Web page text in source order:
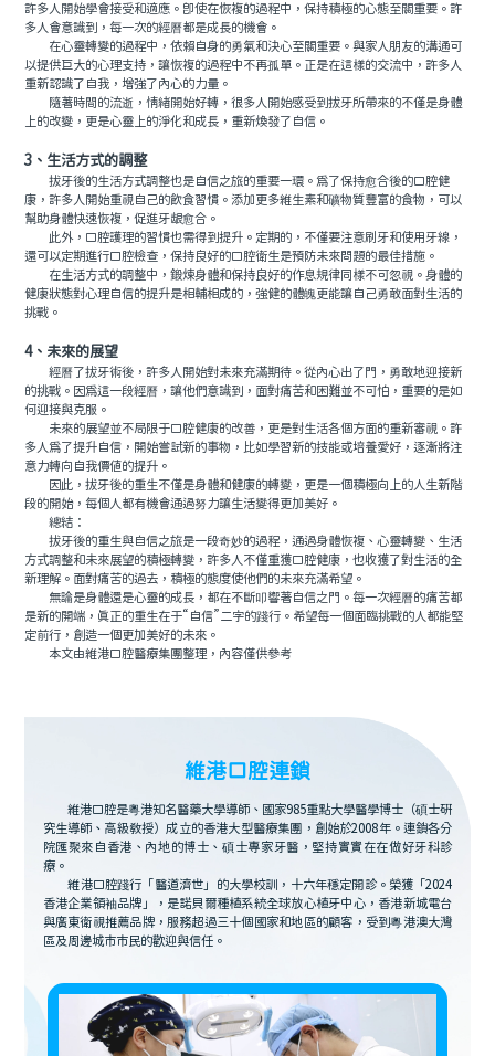
許多人開始學會接受和適應。即使在恢複的過程中，保持積極的心態至關重要。許
多人會意識到，每一次的經曆都是成長的機會。
在心靈轉變的過程中，依賴自身的勇氣和決心至關重要。與家人朋友的溝通可
以提供巨大的心理支持，讓恢複的過程中不再孤單。正是在這樣的交流中，許多人
重新認識了自我，增強了內心的力量。
隨著時間的流逝，情緒開始好轉，很多人開始感受到拔牙所帶來的不僅是身體
上的改變，更是心靈上的淨化和成長，重新煥發了自信。
3、生活方式的調整
拔牙後的生活方式調整也是自信之旅的重要一環。爲了保持愈合後的口腔健
康，許多人開始重視自己的飲食習慣。添加更多維生素和礦物質豐富的食物，可以
幫助身體快速恢複，促進牙龈愈合。
此外，口腔護理的習慣也需得到提升。定期的，不僅要注意刷牙和使用牙線，
還可以定期進行口腔檢查，保持良好的口腔衛生是預防未來問題的最佳措施。
在生活方式的調整中，鍛煉身體和保持良好的作息規律同樣不可忽視。身體的
健康狀態對心理自信的提升是相輔相成的，強健的體魄更能讓自己勇敢面對生活的
挑戰。
4、未來的展望
經曆了拔牙術後，許多人開始對未來充滿期待。從內心出了門，勇敢地迎接新
的挑戰。因爲這一段經曆，讓他們意識到，面對痛苦和困難並不可怕，重要的是如
何迎接與克服。
未來的展望並不局限于口腔健康的改善，更是對生活各個方面的重新審視。許
多人爲了提升自信，開始嘗試新的事物，比如學習新的技能或培養愛好，逐漸將注
意力轉向自我價值的提升。
因此，拔牙後的重生不僅是身體和健康的轉變，更是一個積極向上的人生新階
段的開始，每個人都有機會通過努力讓生活變得更加美好。
總結：
拔牙後的重生與自信之旅是一段奇妙的過程，通過身體恢複、心靈轉變、生活
方式調整和未來展望的積極轉變，許多人不僅重獲口腔健康，也收獲了對生活的全
新理解。面對痛苦的過去，積極的態度使他們的未來充滿希望。
無論是身體還是心靈的成長，都在不斷叩響著自信之門。每一次經曆的痛苦都
是新的開端，真正的重生在于“自信”二字的踐行。希望每一個面臨挑戰的人都能堅
定前行，創造一個更加美好的未來。
本文由維港口腔醫療集團整理，內容僅供參考
維港口腔連鎖
維港口腔是粵港知名醫藥大學導師、國家985重點大學醫學博士（碩士研
究生導師、高級教授）成立的香港大型醫療集團，創始於2008年。連鎖各分
院匯聚來自香港、內地的博士、碩士專家牙醫，堅持實實在在做好牙科診
療。
維港口腔踐行「醫道濟世」的大學校訓，十六年穩定開診。榮獲「2024
香港企業領袖品牌」，是諾貝爾種植系統全球放心植牙中心，香港新城電台
與廣東衛視推薦品牌，服務超過三十個國家和地區的顧客，受到粵港澳大灣
區及周邊城市市民的歡迎與信任。